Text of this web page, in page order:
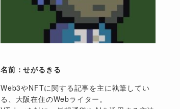
名前：せがるきる
Web3やNFTに関する記事を主に執筆してい
る、大阪在住のWebライター。